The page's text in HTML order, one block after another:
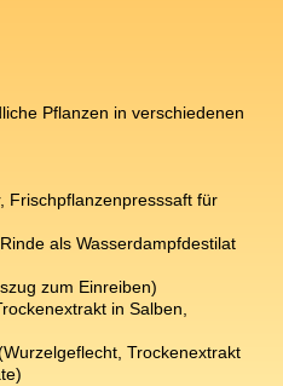
Pflanzen in verschiedenen
Frischpflanzenpresssaft für
als Wasserdampfdestilat
zum Einreiben)
in Salben,
Trockenextrakt